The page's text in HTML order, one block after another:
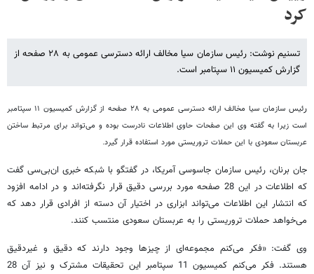
کرد
تسنیم نوشت: رئیس سازمان سیا مخالف ارائه دسترسی عمومی به ۲۸ صفحه از
گزارش کمیسیون ۱۱ سپتامبر است.
ر
ئیس سازمان سیا مخالف ارائه دسترسی عمومی به ۲۸ صفحه از گزارش کمیسیون ۱۱ سپتامبر
است زیرا به گفته وی این صفحات حاوی اطلاعات نادرست بوده و می‌تواند برای مرتبط ساختن
عربستان سعودی با این حملات تروریستی مورد استفاده قرار گیرد.
جان برنان، رئیس سازمان جاسوسی آمریکا، در گفتگو با شبکه‌ خبری ان‌بی‌سی گفت
که اطلاعات در این 28 صفحه مورد بررسی دقیق قرار نگرفته‌اند و در ادامه افزود
که انتشار این اطلاعات می‌تواند ابزاری در اختیار آن دسته از افرادی قرار دهد که
می‌خواهد حملات تروریستی را به عربستان سعودی منتسب کنند.
وی گفت:‌ «فکر می‌کنم مجموعه‌ای از چیزها وجود دارند که دقیق و غیردقیق
هستند. فکر می‌کنم کمیسیون 11 سپتامبر این تحقیقات مشترک و نیز آن 28